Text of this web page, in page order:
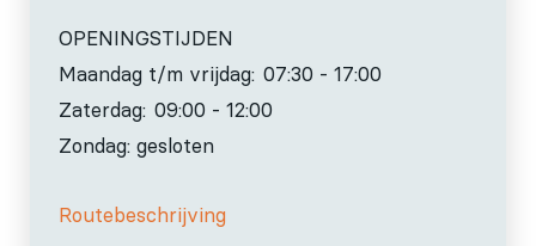
OPENINGSTIJDEN
Maandag t/m vrijdag: 07:30 - 17:00
Zaterdag: 09:00 - 12:00
Zondag: gesloten
Routebeschrijving